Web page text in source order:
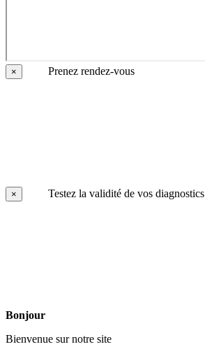
× Prenez rendez-vous
× Testez la validité de vos diagnostics
Bonjour
Bienvenue sur notre site